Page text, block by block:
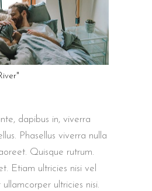
dapibus in, viverra
Phasellus viverra nulla
Quisque rutrum.
Etiam ultricies nisi vel
ultricies nisi.